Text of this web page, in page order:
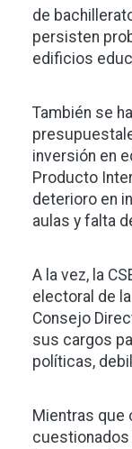
de
persisten
edificios
También se
inversión en
Producto
deterioro en
aulas y falta
A la vez, la
electoral de
Consejo
sus cargos
políticas,
Mientras que
cuestionados